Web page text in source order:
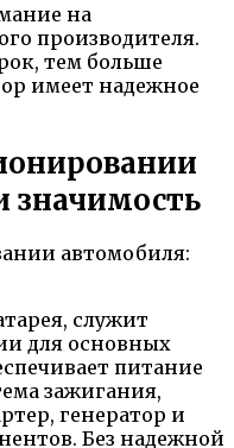
на
производителя.
тем больше
имеет надежное
значимость
служит
для основных
питание
зажигания,
генератор и
Без надежной